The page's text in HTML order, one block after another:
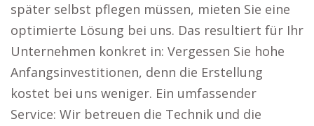
später selbst pflegen müssen, mieten Sie eine
optimierte Lösung bei uns. Das resultiert für Ihr
Unternehmen konkret in: Vergessen Sie hohe
Anfangsinvestitionen, denn die Erstellung
kostet bei uns weniger. Ein umfassender
Service: Wir betreuen die Technik und die